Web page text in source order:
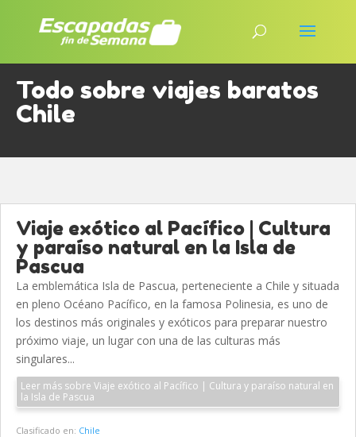
Todo sobre viajes baratos
Chile
Viaje exótico al Pacífico | Cultura
y paraíso natural en la Isla de
Pascua
La emblemática Isla de Pascua, perteneciente a Chile y situada
en pleno Océano Pacífico, en la famosa Polinesia, es uno de
los destinos más originales y exóticos para preparar nuestro
próximo viaje, un lugar con una de las culturas más
singulares...
Leer más sobre Viaje exótico al Pacífico | Cultura y paraíso natural en
la Isla de Pascua
Clasificado en: Chile